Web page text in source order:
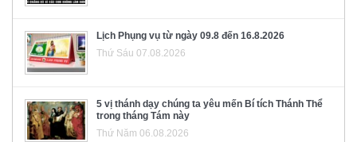
Lịch Phụng vụ từ ngày 09.8 đến 16.8.2026
Thứ Sáu 07.08.2026
5 vị thánh dạy chúng ta yêu mến Bí tích Thánh Thể
trong tháng Tám này
Thứ Năm 06.08.2026